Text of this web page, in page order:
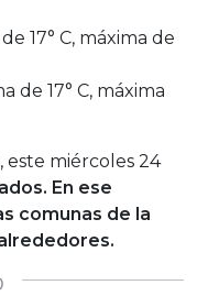
17° C, máxima de
de 17° C, máxima
este miércoles 24
En ese
comunas de la